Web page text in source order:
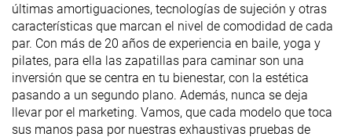
últimas amortiguaciones, tecnologías de sujeción y otras
características que marcan el nivel de comodidad de cada
par. Con más de 20 años de experiencia en baile, yoga y
pilates, para ella las zapatillas para caminar son una
inversión que se centra en tu bienestar, con la estética
pasando a un segundo plano. Además, nunca se deja
llevar por el marketing. Vamos, que cada modelo que toca
sus manos pasa por nuestras exhaustivas pruebas de